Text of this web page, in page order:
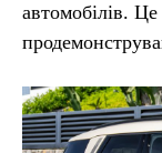
автомобілів.